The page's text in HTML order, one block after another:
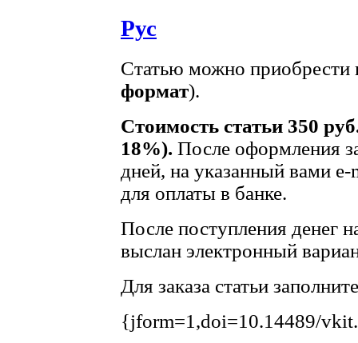
Рус
Статью можно приобрести
формат).
Стоимость статьи 350
18%). После оформления
дней, на указанный вами
для оплаты в банке.
После поступления денег
выслан электронный
Для заказа статьи
{jform=1,doi=10.14489/